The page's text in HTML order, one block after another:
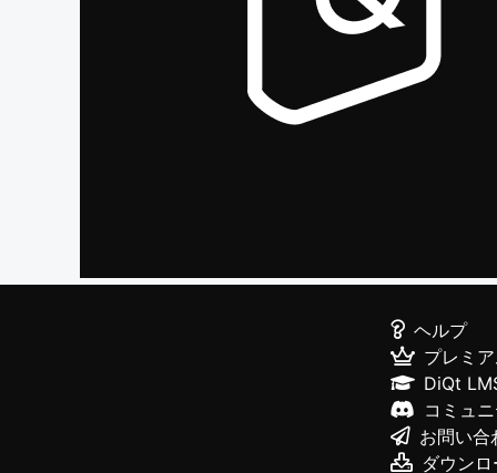
ヘルプ
プレミ
DiQt
コミュ
お問い合
ダウン